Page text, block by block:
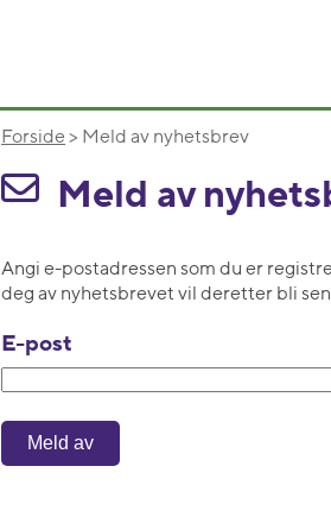
Forside > Meld av nyhetsbrev
Meld av
Angi e-postadressen som du er
deg av nyhetsbrevet vil deretter bli
E-post